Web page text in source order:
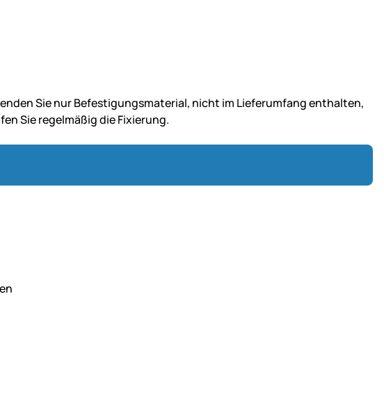
Sie nur Befestigungsmaterial, nicht im Lieferumfang enthalten,
Sie regelmäßig die Fixierung.